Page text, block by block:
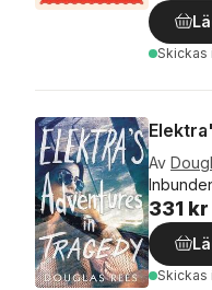
Skickas
Av
331 kr
Skickas